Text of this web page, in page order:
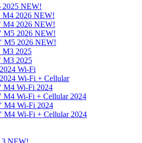
2025 NEW!
M4 2026 NEW!
M4 2026 NEW!
M5 2026 NEW!
M5 2026 NEW!
M3 2025
M3 2025
Wi-Fi
Wi-Fi + Cellular
M4 Wi-Fi 2024
M4 Wi-Fi + Cellular 2024
M4 Wi-Fi 2024
M4 Wi-Fi + Cellular 2024
3 NEW!